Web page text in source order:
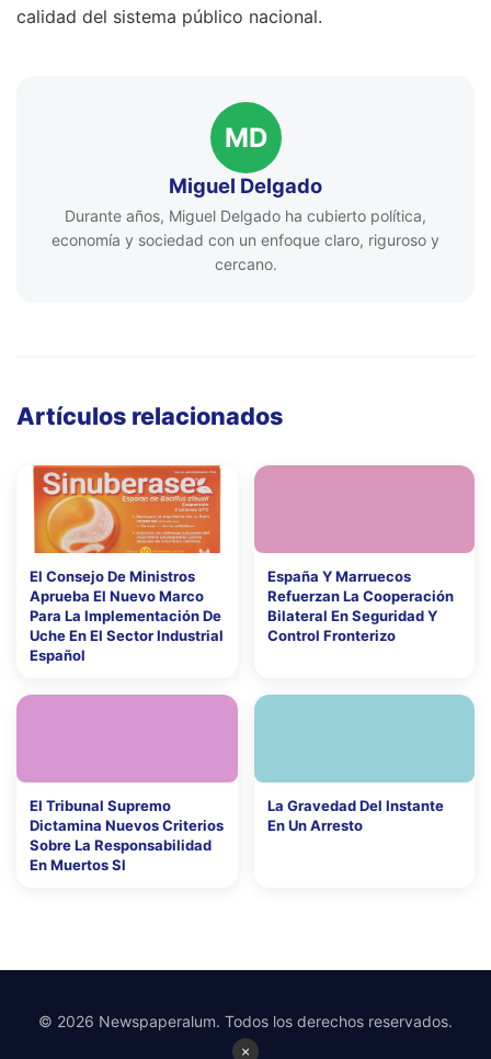
calidad del sistema público nacional.
MD
Miguel Delgado
Durante años, Miguel Delgado ha cubierto política,
economía y sociedad con un enfoque claro, riguroso y
cercano.
Artículos relacionados
El Consejo De Ministros
Aprueba El Nuevo Marco
Para La Implementación De
Uche En El Sector Industrial
Español
España Y Marruecos
Refuerzan La Cooperación
Bilateral En Seguridad Y
Control Fronterizo
El Tribunal Supremo
Dictamina Nuevos Criterios
Sobre La Responsabilidad
En Muertos Sl
La Gravedad Del Instante
En Un Arresto
×
© 2026 Newspaperalum. Todos los derechos reservados.